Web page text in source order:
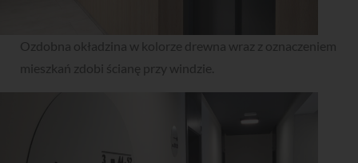
Ozdobna okładzina w kolorze drewna wraz z oznaczeniem
mieszkań zdobi ścianę przy windzie.